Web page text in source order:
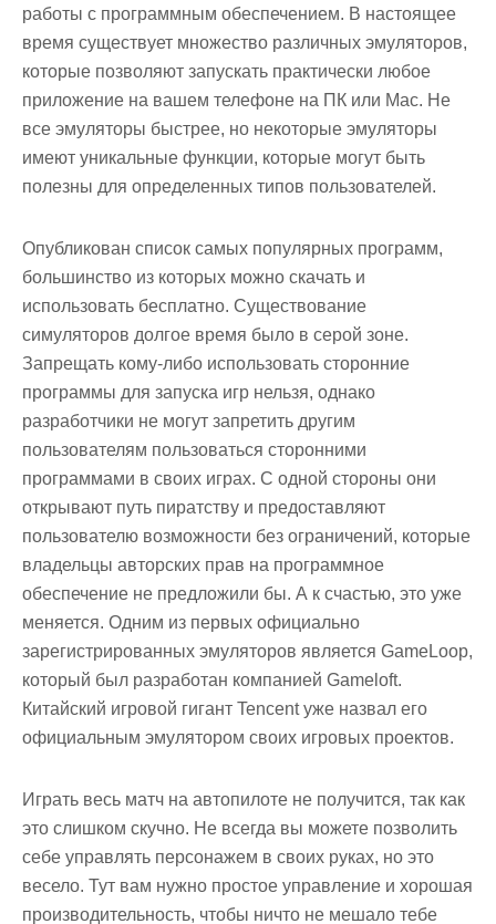
работы с программным обеспечением. В настоящее
время существует множество различных эмуляторов,
которые позволяют запускать практически любое
приложение на вашем телефоне на ПК или Mac. Не
все эмуляторы быстрее, но некоторые эмуляторы
имеют уникальные функции, которые могут быть
полезны для определенных типов пользователей.
Опубликован список самых популярных программ,
большинство из которых можно скачать и
использовать бесплатно. Существование
симуляторов долгое время было в серой зоне.
Запрещать кому-либо использовать сторонние
программы для запуска игр нельзя, однако
разработчики не могут запретить другим
пользователям пользоваться сторонними
программами в своих играх. С одной стороны они
открывают путь пиратству и предоставляют
пользователю возможности без ограничений, которые
владельцы авторских прав на программное
обеспечение не предложили бы. А к счастью, это уже
меняется. Одним из первых официально
зарегистрированных эмуляторов является GameLoop,
который был разработан компанией Gameloft.
Китайский игровой гигант Tencent уже назвал его
официальным эмулятором своих игровых проектов.
Играть весь матч на автопилоте не получится, так как
это слишком скучно. Не всегда вы можете позволить
себе управлять персонажем в своих руках, но это
весело. Тут вам нужно простое управление и хорошая
производительность, чтобы ничто не мешало тебе